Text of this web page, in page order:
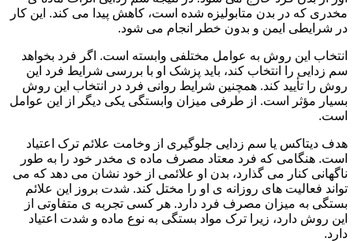
مخدری که در بدن متابولیزه شده است، کاهش پیدا می کند. این کار
در شرایطی ایمن و بدون خطر انجام می شود.
انتخاب این روش به عوامل مختلفی وابسته است. اگر فرد بخواهد
سم زدایی را انتخاب کند، باید پزشک او با بررسی شرایط فرد این
روش را تأیید کند. همچنین شرایط روانی فرد در انتخاب این روش
بسیار مؤثر است. از طرفی میزان وابستگی یکی دیگر از این عوامل
است.
هدف دیتاکس یا سم زدایی جلوگیری از وخامت علائم ترک اعتیاد
است. هنگامی که فرد معتاد مصرف ماده ی مخدر خود را به طور
ناگهانی کنار می گذارد، بدن او علائمی از خود نشان می دهد که می
تواند فعالیت های روزانه ی او را مختل کند. شدت بروز این علائم
بستگی به میزان مصرف فرد دارد. هر کسی تجربه ی متفاوتی از
این روش دارد، زیرا ترک مواد بستگی به نوع ماده و شدت اعتیاد
دارد.